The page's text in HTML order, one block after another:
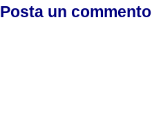
Posta un commento